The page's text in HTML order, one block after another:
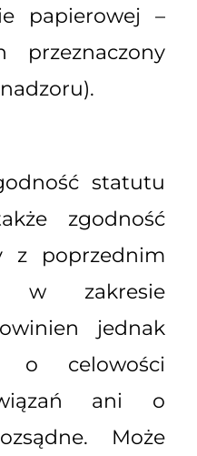
papierowej –
przeznaczony
statutu
zgodność
z poprzednim
w zakresie
jednak
o celowości
ani o
Może